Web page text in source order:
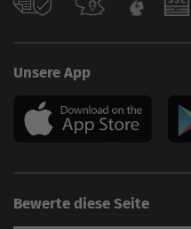
Unsere App
Bewerte diese Seite